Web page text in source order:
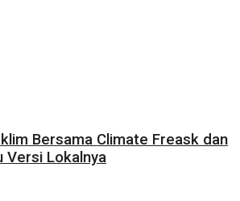
Bersama Climate Freask dan
Versi Lokalnya